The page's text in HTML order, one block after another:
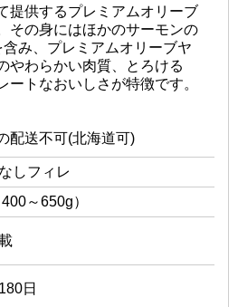
提供するプレミアムオリーブ
その身にはほかのサーモンの
み、プレミアムオリーブヤ
やわらかい肉質、とろける
ートなおいしさが特徴です。
配送不可(北海道可)
しフィレ
～650g）
日